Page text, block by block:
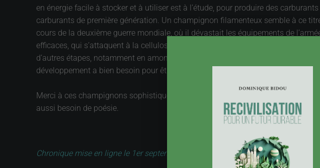
en énergie facile à stocker et à utiliser est à l’étude, pour produire des
carburants de première génération. Un champignon filamenteux semble à ce
cours de la deuxième guerre mondiale, où il dévastait les équipements de
efficaces, qui s’attaquent à la cellulose pour le transformer en sucres, Etape
d’autres étapes, notamment en amont, pour isoler la cellulose de la lignine.
développement a bien besoin pour être durable.
Merci à ces champignons sophistiqués, mais gardons aussi pour la bonne
aussi besoin de poésie.
Chronique mise en ligne le 1er septembre 2008, revue le 30 juin 2010